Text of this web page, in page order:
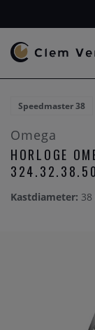
Speedmaster 38
Omega
HORLOGE
Kastdiameter: